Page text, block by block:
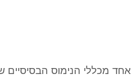
אחד מכללי הנימוס הבסיסיים